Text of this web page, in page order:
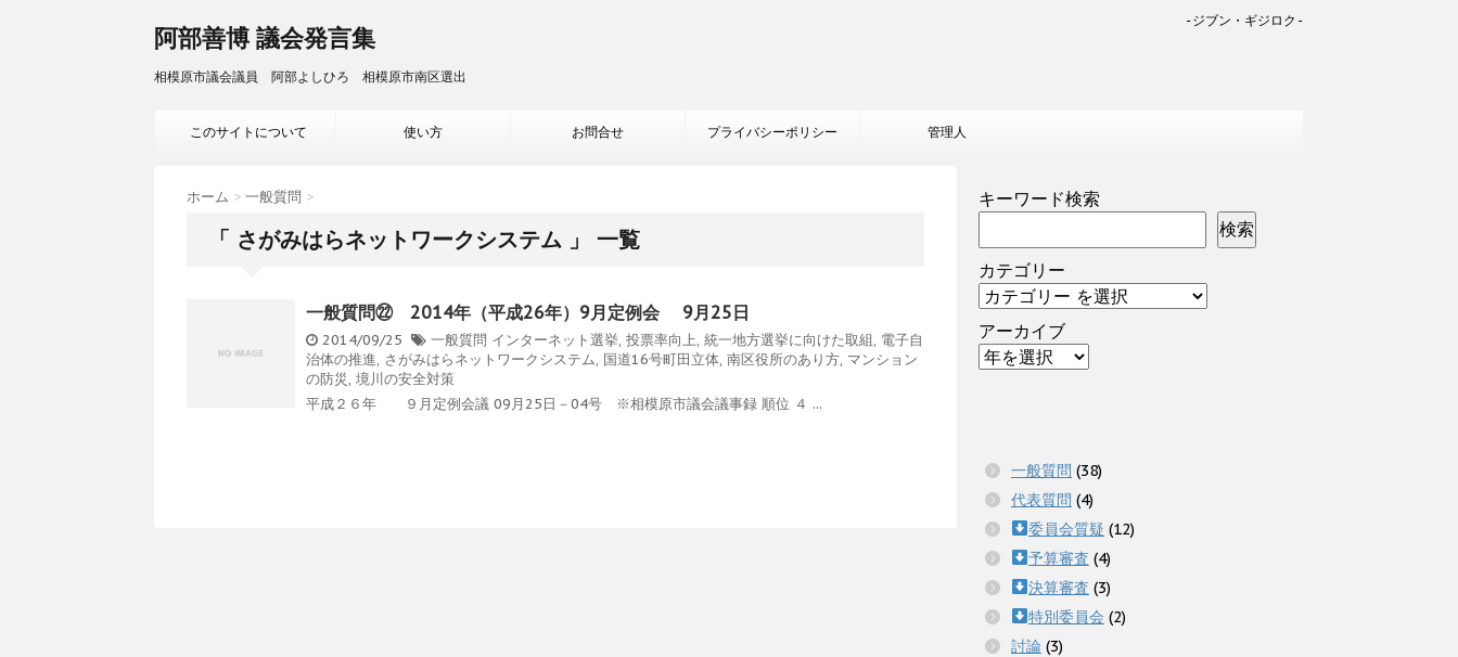
阿部善博 議会発言集
相模原市議会議員 阿部よしひろ 相模原市南区選出
-ジブン・ギジロク-
このサイトについて 使い方 お問合せ プライバシーポリシー 管理人
ホーム > 一般質問 >
「 さがみはらネットワークシステム 」 一覧
一般質問㉒ 2014年（平成26年）9月定例会 9月25日
2014/09/25 一般質問 インターネット選挙, 投票率向上, 統一地方選挙に向けた取組, 電子自
治体の推進, さがみはらネットワークシステム, 国道16号町田立体, 南区役所のあり方, マンション
の防災, 境川の安全対策
平成２６年 ９月定例会議 09月25日－04号 ※相模原市議会議事録 順位 ４ ...
キーワード検索
検索
カテゴリー
アーカイブ
一般質問 (38)
代表質問 (4)
委員会質疑 (12)
予算審査 (4)
決算審査 (3)
特別委員会 (2)
討論 (3)